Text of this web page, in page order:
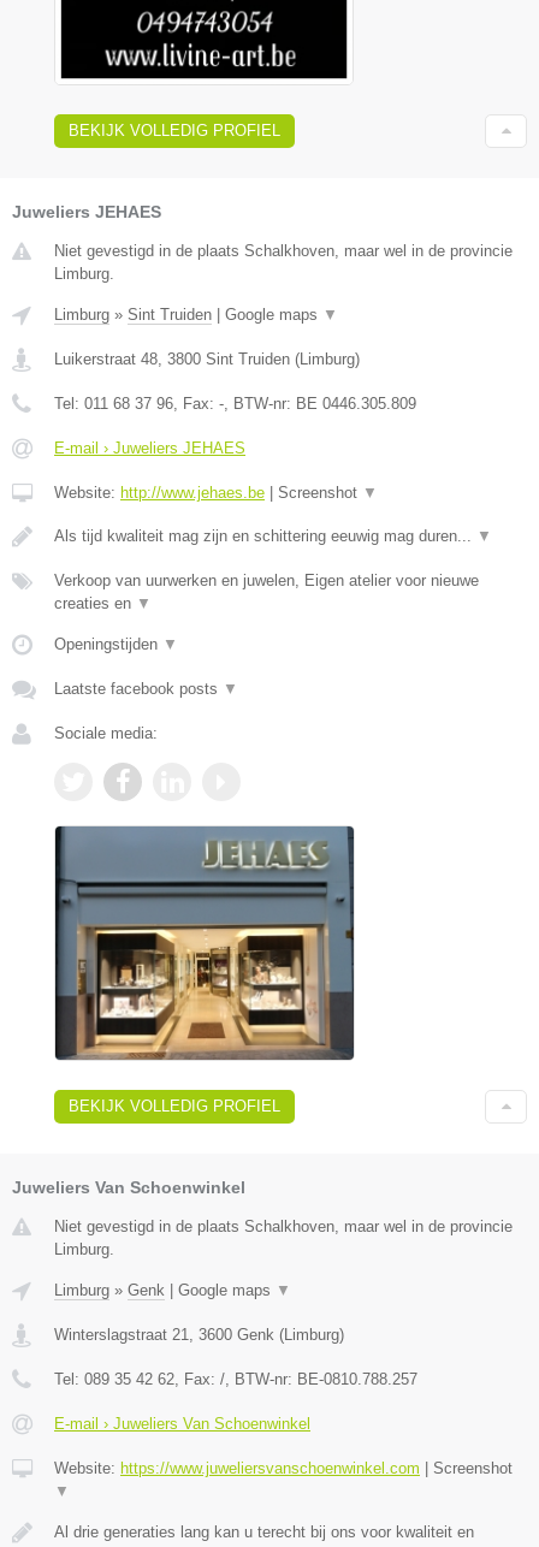
BEKIJK VOLLEDIG PROFIEL
Juweliers JEHAES
Niet gevestigd in de plaats Schalkhoven, maar wel in de provincie
Limburg.
Limburg » Sint Truiden | Google maps ▼
Luikerstraat 48 3800 Sint Truiden (Limburg)
Tel: 011 68 37 96 , Fax: - , BTW-nr: BE 0446.305.809
E-mail › Juweliers JEHAES
Website: http://www.jehaes.be | Screenshot ▼
Als tijd kwaliteit mag zijn en schittering eeuwig mag duren... ▼
Verkoop van uurwerken en juwelen, Eigen atelier voor nieuwe
creaties en ▼
Openingstijden ▼
Laatste facebook posts ▼
Sociale media:
BEKIJK VOLLEDIG PROFIEL
Juweliers Van Schoenwinkel
Niet gevestigd in de plaats Schalkhoven, maar wel in de provincie
Limburg.
Limburg » Genk Google maps ▼
Winterslagstraat 21, 3600 Genk (Limburg)
Tel: 089 35 42 62, Fax: /, BTW-nr: BE-0810.788.257
E-mail › Juweliers Van Schoenwinkel
Website: https://www.juweliersvanschoenwinkel.com
Screenshot
▼
Al drie generaties lang kan u terecht bij ons voor kwaliteit en